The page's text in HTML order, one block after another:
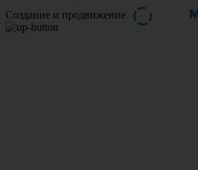
Создание и продвижение